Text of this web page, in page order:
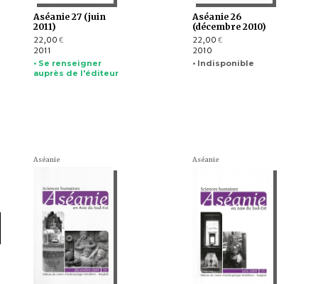
Aséanie 27 (juin
2011)
22,00 €
2011
• Se renseigner
auprès de l'éditeur
Aséanie 26
(décembre 2010)
22,00 €
2010
• Indisponible
Aséanie Aséanie